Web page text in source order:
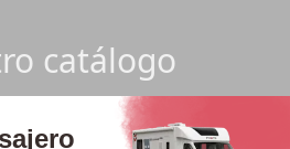
catálogo
al día de nuestra flota?
catálogo 2026.